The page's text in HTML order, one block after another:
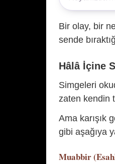
Bir olay, bir
sende
Hâlâ İçine
Simgeleri
zaten kendin
Ama karışık
gibi aşağıya
Muabbir